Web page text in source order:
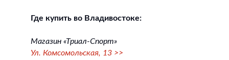
Где купить во Владивостоке:
Магазин «Триал-Спорт»
Ул. Комсомольская, 13 >>